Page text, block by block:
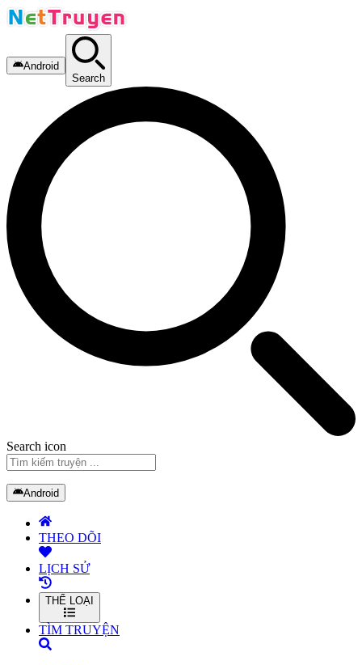
Android
Search
Search icon
Android
THEO DÕI
LỊCH SỬ
THỂ LOẠI
TÌM TRUYỆN